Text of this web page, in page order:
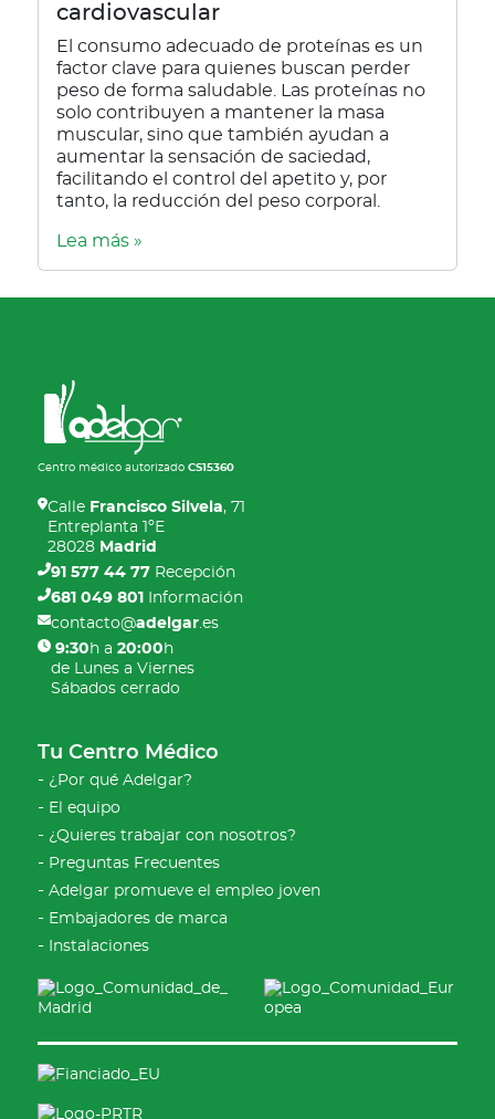
cardiovascular
El consumo adecuado de proteínas es un
factor clave para quienes buscan perder
peso de forma saludable. Las proteínas no
solo contribuyen a mantener la masa
muscular, sino que también ayudan a
aumentar la sensación de saciedad,
facilitando el control del apetito y, por
tanto, la reducción del peso corporal.
Lea más »
Centro médico autorizadoCS15360
Calle Francisco Silvela, 71
Entreplanta 1ºE
28028 Madrid
91 577 44 77 Recepción
681 049 801
Información
contacto@adelgar.es
9:30 h a20:00 h
de Lunes a Viernes
Sábados cerrado
Tu Centro Médico
¿Por qué Adelgar?
El equipo
¿Quieres trabajar con nosotros?
Preguntas Frecuentes
Adelgar promueve el empleo joven
Embajadores de marca
Instalaciones